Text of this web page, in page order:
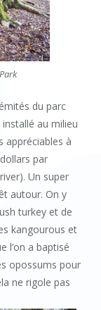
du parc
au milieu
appréciables à
par
Un super
autour. On y
turkey et de
kangourous et
l’on a baptisé
opossums pour
ne rigole pas